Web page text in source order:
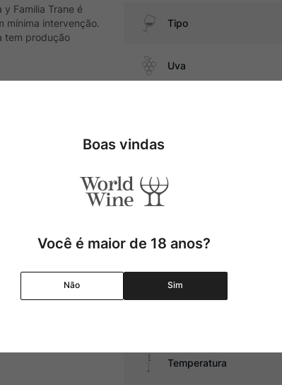
Familia Trane é
mínima intervenção.
tem produção
com ragu de carne,
Tipo
Uva
Temperatura
Boas vindas
Você é maior de 18 anos?
Não Sim